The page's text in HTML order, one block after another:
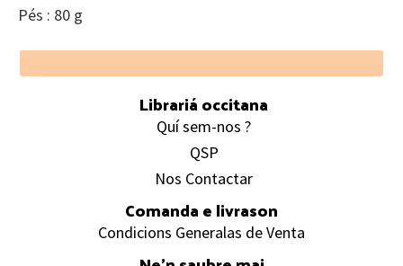
Pés : 80 g
Footer
Librariá occitana
Quí sem-nos ?
QSP
Nos Contactar
Comanda e livrason
Condicions Generalas de Venta